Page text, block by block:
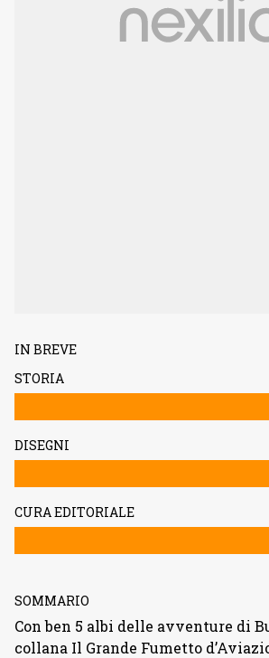
IN BREVE
STORIA
DISEGNI
CURA EDITORIALE
SOMMARIO
Con ben 5 albi delle avventure di
collana Il Grande Fumetto